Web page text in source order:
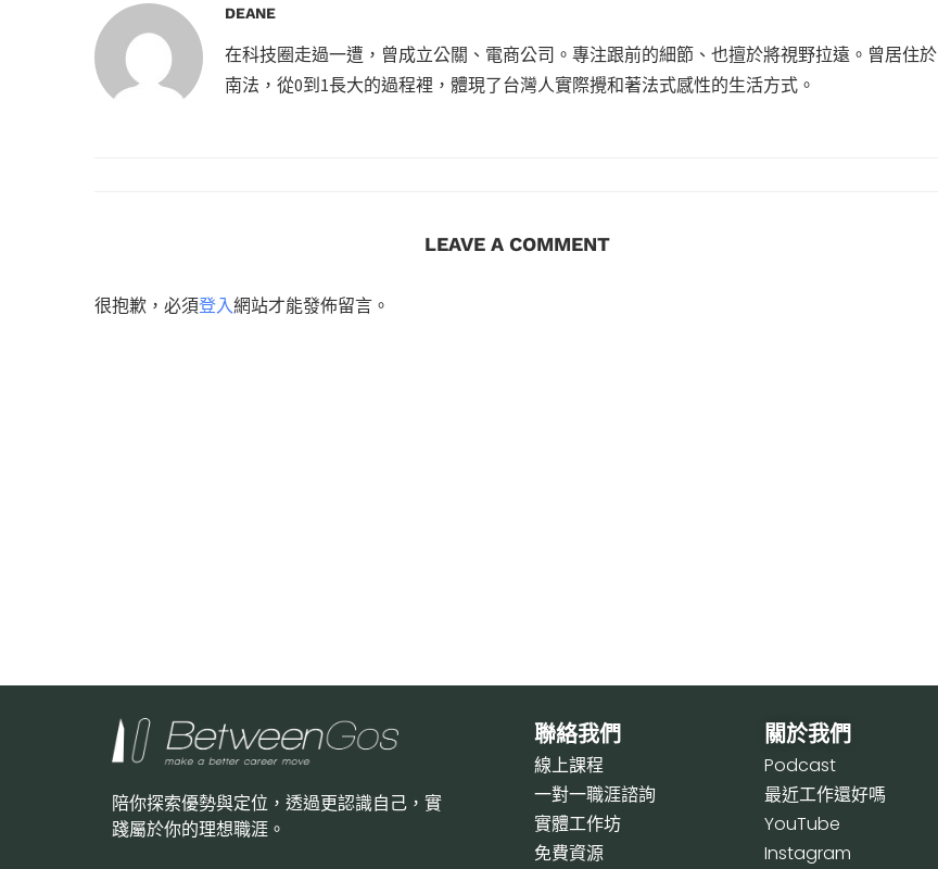
DEANE
在科技圈走過一遭，曾成立公關、電商公司。專注跟前的細節、也擅於將視野拉遠。曾居住於
南法，從0到1長大的過程裡，體現了台灣人實際攪和著法式感性的生活方式。
LEAVE A COMMENT
很抱歉，必須登入網站才能發佈留言。
陪你探索優勢與定位，透過更認識自己，實
踐屬於你的理想職涯。
聯絡我們
線上課程
一對一職涯諮詢
實體工作坊
免費資源
關於我們
Podcast
最近工作還好嗎
YouTube
Instagram